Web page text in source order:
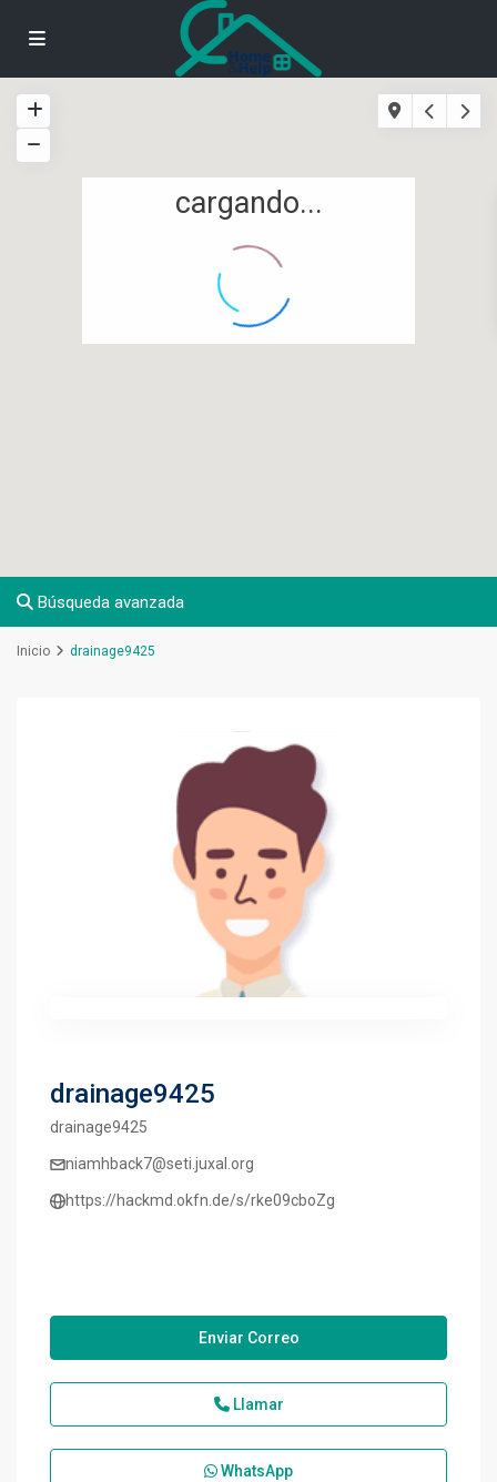
cargando...
Búsqueda avanzada
Inicio drainage9425
drainage9425
drainage9425
niamhback7@seti.juxal.org
https://hackmd.okfn.de/s/rke09cboZg
Enviar Correo
Llamar
WhatsApp